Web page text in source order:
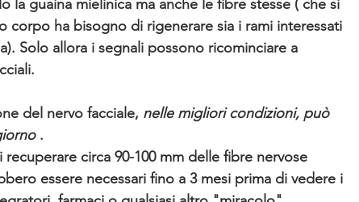
la guaina mielinica ma anche le fibre stesse ( che si
corpo ha bisogno di rigenerare sia i rami interessati
Solo allora i segnali possono ricominciare a
del nervo facciale, nelle migliori condizioni, può
.
circa 90-100 mm delle fibre nervose
essere necessari fino a 3 mesi prima di vedere i